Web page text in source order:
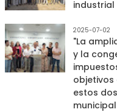
industrial
2025-07-02
"La
y la
objetivos
estos
municipal